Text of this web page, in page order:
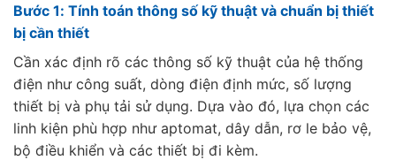
Bước 1: Tính toán thông số kỹ thuật và chuẩn bị thiết
bị cần thiết
Cần xác định rõ các thông số kỹ thuật của hệ thống
điện như công suất, dòng điện định mức, số lượng
thiết bị và phụ tải sử dụng. Dựa vào đó, lựa chọn các
linh kiện phù hợp như aptomat, dây dẫn, rơ le bảo vệ,
bộ điều khiển và các thiết bị đi kèm.